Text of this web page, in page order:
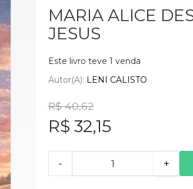
MARIA ALICE
JESUS
Este livro teve 1 venda
Autor(a): LENI CALISTO
R$ 40,62
R$ 32,15
- +